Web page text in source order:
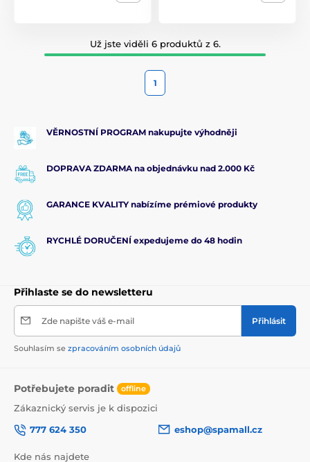
Už jste viděli 6 produktů z 6.
1
VĚRNOSTNÍ PROGRAM nakupujte výhodněji
DOPRAVA ZDARMA na objednávku nad 2.000 Kč
GARANCE KVALITY nabízíme prémiové produkty
RYCHLÉ DORUČENÍ expedujeme do 48 hodin
Přihlaste se do newsletteru
Zde napište váš e-mail Přihlásit
Souhlasím se zpracováním osobních údajů
Potřebujete poradit offline
Zákaznický servis je k dispozici
777 624 350
eshop@spamall.cz
Kde nás najdete